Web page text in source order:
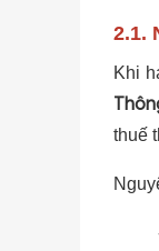
2.1.
Khi
thuế